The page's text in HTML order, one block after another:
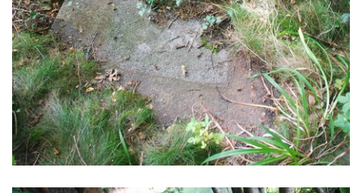
Kříž u Obrázku severovýchodně od
Práchně
Kříž na rozcestí u domu čp. 283 v Dolním
Podluží
Görnerův kříž u silnice č. 264 v Dolním
Podluží
Kříž u domu čp. 155 v Chřibské